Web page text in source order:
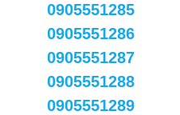
0905551285
0905551286
0905551287
0905551288
0905551289